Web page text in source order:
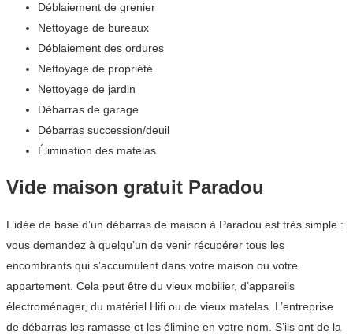
Déblaiement de grenier
Nettoyage de bureaux
Déblaiement des ordures
Nettoyage de propriété
Nettoyage de jardin
Débarras de garage
Débarras succession/deuil
Élimination des matelas
Vide maison gratuit Paradou
L’idée de base d’un débarras de maison à Paradou est très simple :
vous demandez à quelqu’un de venir récupérer tous les
encombrants qui s’accumulent dans votre maison ou votre
appartement. Cela peut être du vieux mobilier, d’appareils
électroménager, du matériel Hifi ou de vieux matelas. L’entreprise
de débarras les ramasse et les élimine en votre nom. S’ils ont de la